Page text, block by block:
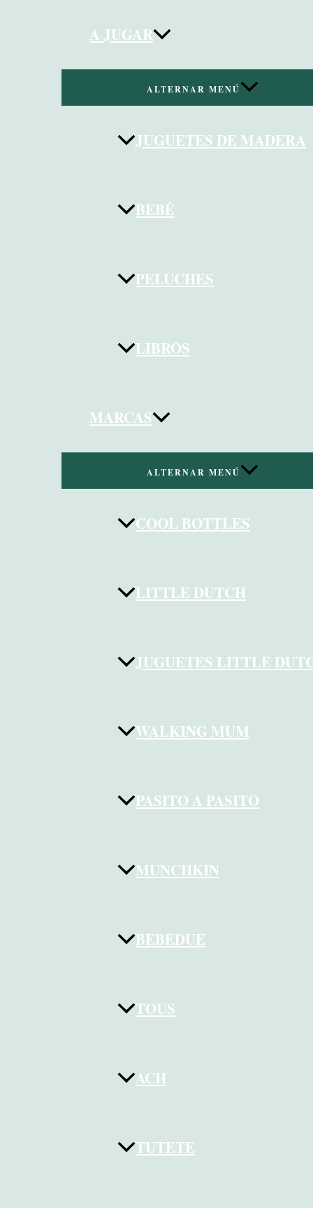
A JUGAR
ALTERNAR MENÚ
JUGUETES DE MADERA
BEBÉ
PELUCHES
LIBROS
MARCAS
ALTERNAR MENÚ
COOL BOTTLES
LITTLE DUTCH
JUGUETES LITTLE
WALKING MUM
PASITO A PASITO
MUNCHKIN
BEBEDUE
TOUS
ACH
TUTETE